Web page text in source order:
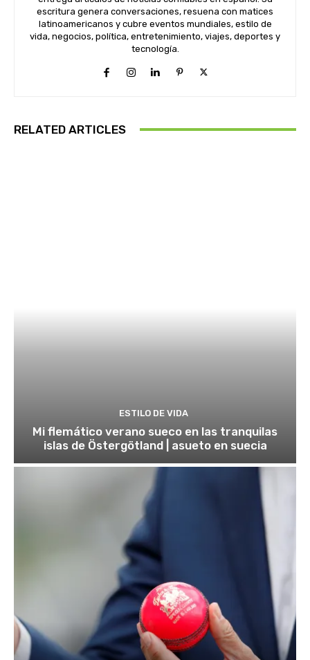
escritura genera conversaciones, resuena con matices
latinoamericanos y cubre eventos mundiales, estilo de
vida, negocios, política, entretenimiento, viajes, deportes y
tecnología.
RELATED ARTICLES
ESTILO DE VIDA
Mi flemático verano sueco en las tranquilas
islas de Östergötland | asueto en suecia